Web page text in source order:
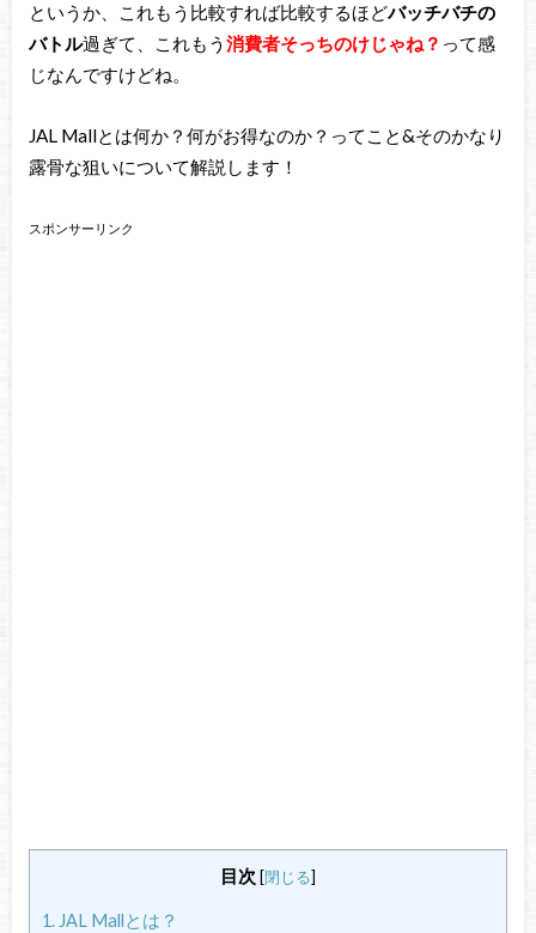
というか、これもう比較すれば比較するほどバッチバチの
バトル過ぎて、これもう 消費者そっちのけじゃね？ って感
じなんですけどね。
JAL Mallとは何か？何がお得なのか？ってこと&そのかなり
露骨な狙いについて解説します！
スポンサーリンク
目次 [閉じる]
1.JAL Mallとは？